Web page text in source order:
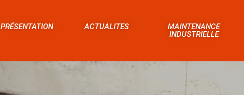
PRÉSENTATION ACTUALITES
MAINTENANCE
INDUSTRIELLE